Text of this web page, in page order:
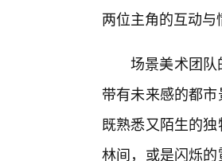
两位主角的互动与
场景美术团
带有未来感的都
既熟悉又陌生的
林间，或是闪烁